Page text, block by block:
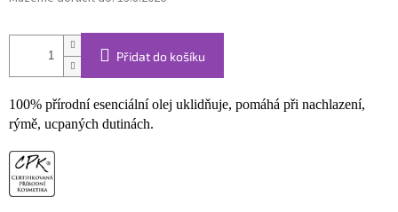
Přidat do košíku
100% přírodní esenciální olej uklidňuje, pomáhá při nachlazení,
rýmě, ucpaných dutinách.